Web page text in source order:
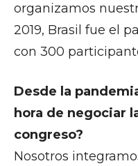
organizamos
2019, Brasil fue el
con 300
Desde la
hora de negociar
congreso?
Nosotros